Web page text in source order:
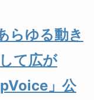
らゆる動き
て広が
」公